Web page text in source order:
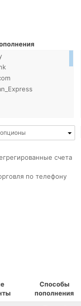
счета
по телефону
Способы
пополнения